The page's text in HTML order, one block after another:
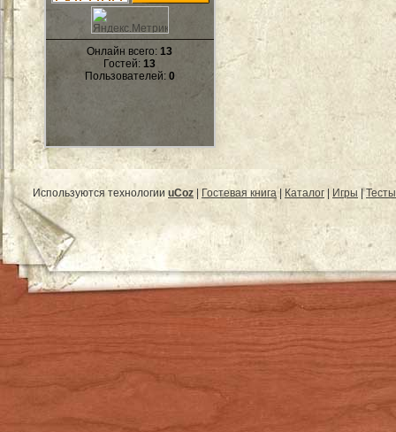
Онлайн всего:13
Гостей:13
Пользователей: 0
Используются технологии uCoz | Гостевая книга| Каталог | Игры |Тесты